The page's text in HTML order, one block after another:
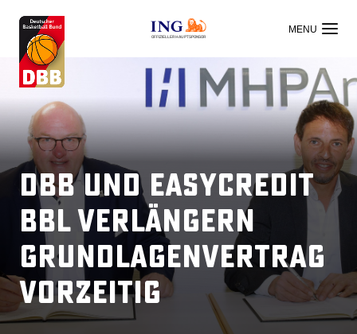
OFFIZIELLER HAUPTSPONSOR
DBB und easyCredit
BBL verlängern
Grundlagenvertrag
vorzeitig